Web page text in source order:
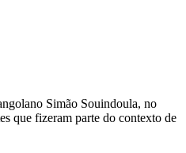
Simão Souindoula, no
que fizeram parte do contexto de